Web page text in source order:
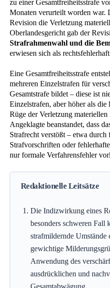
zu einer Gesamtfreiheitsstrafe
Monaten verurteilt worden war.
Revision die Verletzung
Oberlandesgericht gab der
Strafrahmenwahl und die
erwiesen sich als
Eine Gesamtfreiheitsstrafe
mehreren Einzelstrafen für
Gesamtstrafe bildet – diese ist
Einzelstrafen, aber höher als
Rüge der Verletzung materiellen
Angeklagte beanstandet, dass
Strafrecht verstößt – etwa
Strafvorschriften oder
nur formale Verfahrensfehler
Redaktionelle Leitsätze
Die Indizwirkung eines
besonders schweren Fall
strafmildernde
gewichtige
Anwendung des
ausdrücklichen und